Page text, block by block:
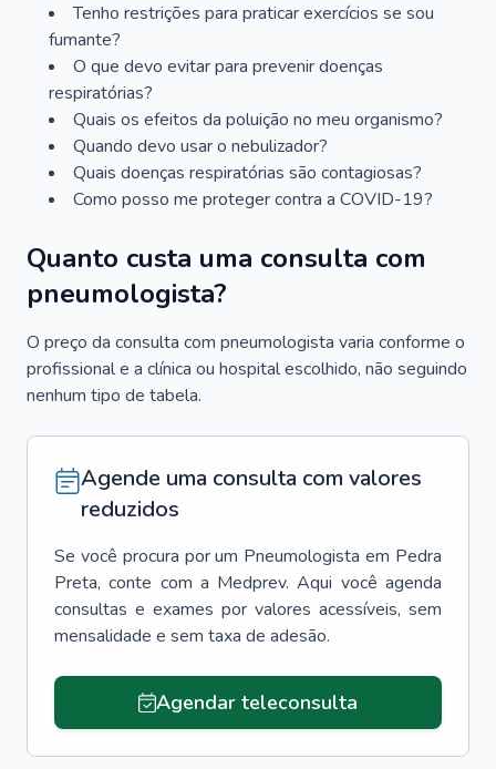
Tenho restrições para praticar exercícios se sou
fumante?
O que devo evitar para prevenir doenças
respiratórias?
Quais os efeitos da poluição no meu organismo?
Quando devo usar o nebulizador?
Quais doenças respiratórias são contagiosas?
Como posso me proteger contra a COVID-19?
Quanto custa uma consulta com
pneumologista?
O preço da consulta com pneumologista varia conforme o
profissional e a clínica ou hospital escolhido, não seguindo
nenhum tipo de tabela.
Agende uma consulta com valores
reduzidos
Se você procura por um Pneumologista em Pedra
Preta, conte com a Medprev. Aqui você agenda
consultas e exames por valores acessíveis, sem
mensalidade e sem taxa de adesão.
Agendar teleconsulta